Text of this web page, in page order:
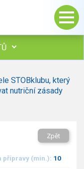
STOBklubu, který
nutriční zásady
Zpět
přípravy (min.): 10